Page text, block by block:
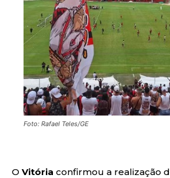
Foto: Rafael Teles/GE
O Vitória confirmou a realização